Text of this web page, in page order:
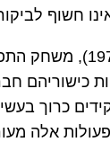
חשוף
), משחק
כישוריהם
כרוך
אלה